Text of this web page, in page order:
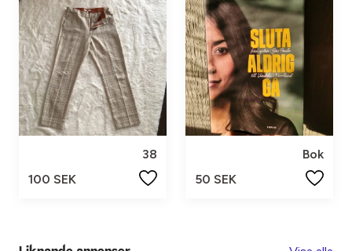
38
100 SEK
Bok
50 SEK